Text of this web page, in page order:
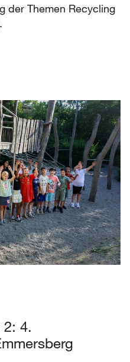
der Themen Recycling
2: 4.